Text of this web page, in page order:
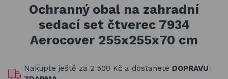
Registrovat
Zapomenuté heslo
Stavebnice Qman pro děti
Houpačky a závěsné systémy
Venkovní hry a hračky pro děti
Slackline
Ochranný obal na zahradní
sedací set čtverec 7934
Aerocover 255x255x70 cm
Nakupte ještě za 2 500 Kč a dostanete DOPRAVU